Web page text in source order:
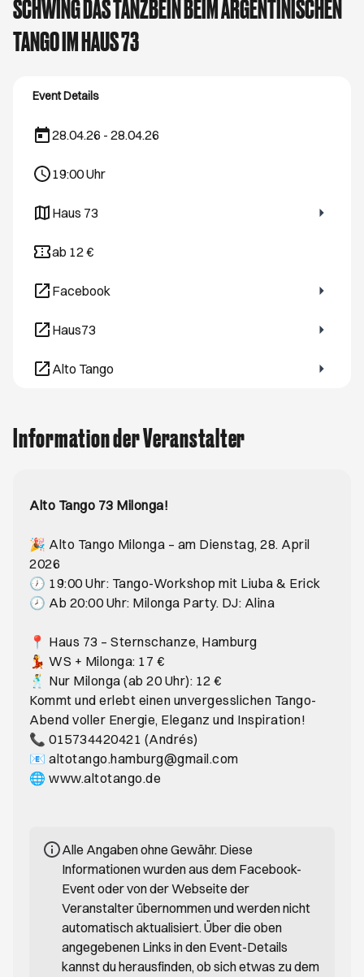
SCHWING DAS TANZBEIN BEIM ARGENTINISCHEN
TANGO IM HAUS 73
Event Details
28.04.26 - 28.04.26
19:00Uhr
Haus 73
Öffnet ein neues Browser-Tab
ab 12 €
Facebook
Öffnet ein neues Browser-Tab
Haus73
Öffnet ein neues Browser-Tab
Alto Tango
Öffnet ein neues Browser-Tab
Information der Veranstalter
Alto Tango 73 Milonga!
🎉 Alto Tango Milonga – am Dienstag, 28. April
2026
🕖 19:00 Uhr: Tango-Workshop mit Liuba & Erick
🕗 Ab 20:00 Uhr: Milonga Party. DJ: Alina
📍 Haus 73 – Sternschanze, Hamburg
💃 WS + Milonga: 17 €
🕺 Nur Milonga (ab 20 Uhr): 12 €
Kommt und erlebt einen unvergesslichen Tango-
Abend voller Energie, Eleganz und Inspiration!
📞 015734420421 (Andrés)
📧 altotango.hamburg@gmail.com
🌐 www.altotango.de
Alle Angaben ohne Gewähr. Diese
Informationen wurden aus dem Facebook-
Event oder von der Webseite der
Veranstalter übernommen und werden nicht
automatisch aktualisiert. Über die oben
angegebenen Links in den Event-Details
kannst du herausfinden, ob sich etwas zu dem